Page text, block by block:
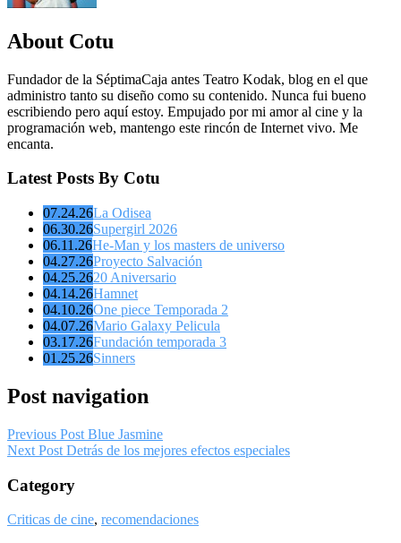
About Cotu
Fundador de la SéptimaCaja antes Teatro Kodak, blog en el que
administro tanto su diseño como su contenido. Nunca fui bueno
escribiendo pero aquí estoy. Empujado por mi amor al cine y la
programación web, mantengo este rincón de Internet vivo. Me
encanta.
Latest Posts By Cotu
07.24.26La Odisea
06.30.26Supergirl 2026
06.11.26He-Man y los masters de universo
04.27.26Proyecto Salvación
04.25.2620 Aniversario
04.14.26Hamnet
04.10.26One piece Temporada 2
04.07.26Mario Galaxy Pelicula
03.17.26Fundación temporada 3
01.25.26Sinners
Post navigation
Previous Post Blue Jasmine
Next Post Detrás de los mejores efectos especiales
Category
Criticas de cine, recomendaciones